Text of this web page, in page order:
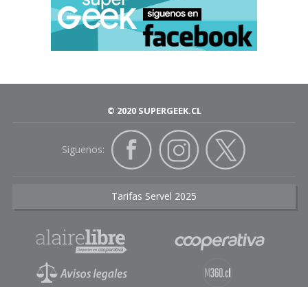
© 2020 SUPERGEEK.CL
Siguenos:
Tarifas Servel 2025